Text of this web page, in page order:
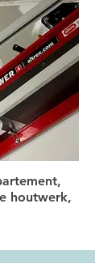
houtwerk,